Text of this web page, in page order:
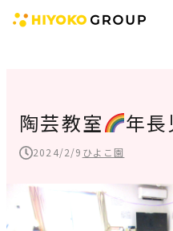
提供サービス
子育て支援
障がい児支援
障がい者支援
陶芸教室 年長
2024/2/9 ひよこ園